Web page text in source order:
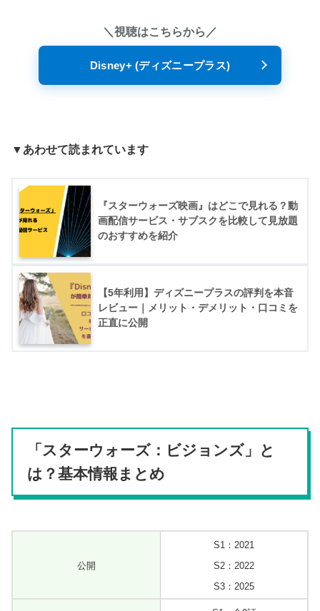
＼視聴はこちらから／
Disney+ (ディズニープラス)
▼あわせて読まれています
『スターウォーズ映画』はどこで見れる？動
画配信サービス・サブスクを比較して見放題
のおすすめを紹介
【5年利用】ディズニープラスの評判を本音
レビュー｜メリット・デメリット・口コミを
正直に公開
「スターウォーズ：ビジョンズ」と
は？基本情報まとめ
公開
S1：2021
S2：2022
S3：2025